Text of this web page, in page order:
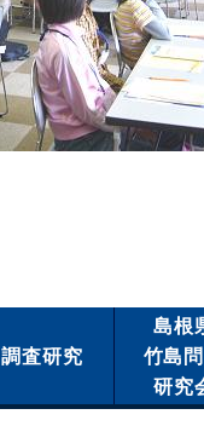
調査研究
島根
竹島
研究